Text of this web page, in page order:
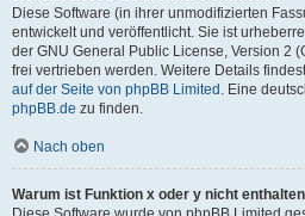
Diese Software (in ihrer unmodifizierten
entwickelt und veröffentlicht. Sie ist
der GNU General Public License, Version 2
frei vertrieben werden. Weitere Details
auf der Seite von phpBB Limited . Eine
phpBB.de zu finden.
Nach oben
Warum ist Funktion x oder y nicht